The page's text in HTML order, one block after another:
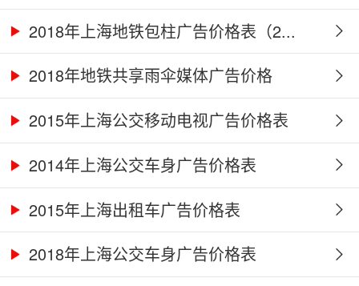
2018年上海地铁包柱广告价格表（2...
2018年地铁共享雨伞媒体广告价格
2015年上海公交移动电视广告价格表
2014年上海公交车身广告价格表
2015年上海出租车广告价格表
2018年上海公交车身广告价格表